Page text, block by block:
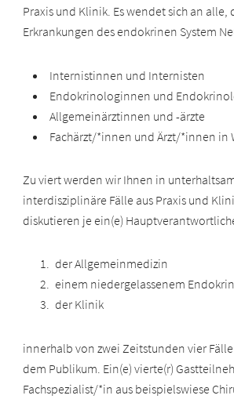
Praxis und Klinik. Es wendet sich an alle,
Erkrankungen des endokrinen System
Internistinnen und Internisten
Endokrinologinnen und
Allgemeinärztinnen und -ärzte
Fachärzt/*innen und Ärzt/*innen in
Zu viert werden wir Ihnen in
interdisziplinäre Fälle aus Praxis und
diskutieren je ein(e)
der Allgemeinmedizin
einem niedergelassenem
der Klinik
innerhalb von zwei Zeitstunden vier
dem Publikum. Ein(e) vierte(r)
Fachspezialist/*in aus beispielswiese